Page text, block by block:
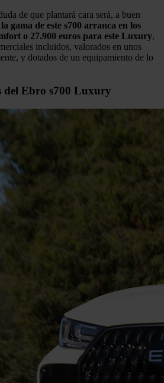
de que plantará cara será, a buen
gama de este s700 arranca en los
o 27.900 euros para este Luxury,
incluidos, valorados en unos
y dotados de un equipamiento de lo
del Ebro s700 Luxury